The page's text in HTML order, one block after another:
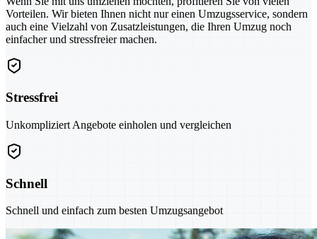
Vorteilen. Wir bieten Ihnen nicht nur einen Umzugsservice, sondern
auch eine Vielzahl von Zusatzleistungen, die Ihren Umzug noch
einfacher und stressfreier machen.
Stressfrei
Unkompliziert Angebote einholen und vergleichen
Schnell
Schnell und einfach zum besten Umzugsangebot